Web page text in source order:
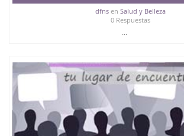
dfnsen Salud y Belleza
0 Respuestas
...